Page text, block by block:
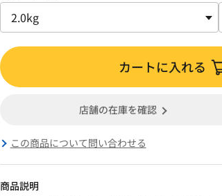
カートに入れる
店舗の在庫を確認
この商品について問い合わせる
商品説明